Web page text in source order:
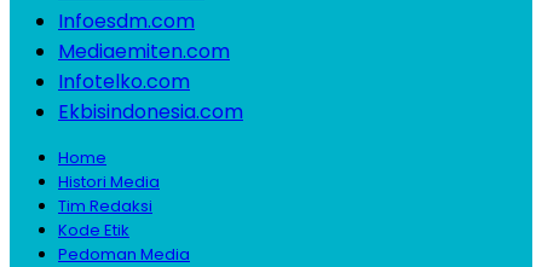
Infoesdm.com
Mediaemiten.com
Infotelko.com
Ekbisindonesia.com
Home
Histori Media
Tim Redaksi
Kode Etik
Pedoman Media